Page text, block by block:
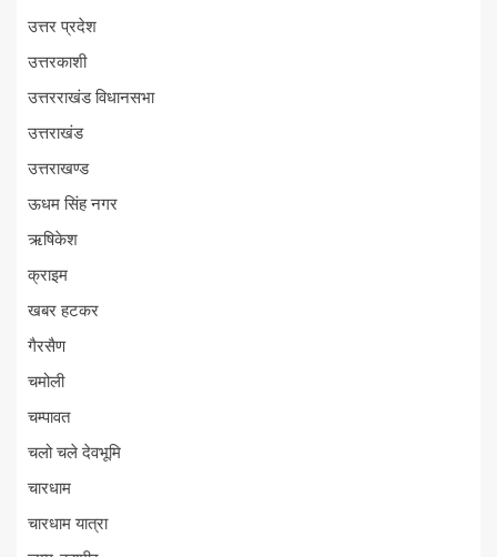
उत्तर प्रदेश
उत्तरकाशी
उत्तरराखंड विधानसभा
उत्तराखंड
उत्तराखण्ड
ऊधम सिंह नगर
ऋषिकेश
क्राइम
खबर हटकर
गैरसैण
चमोली
चम्पावत
चलो चले देवभूमि
चारधाम
चारधाम यात्रा